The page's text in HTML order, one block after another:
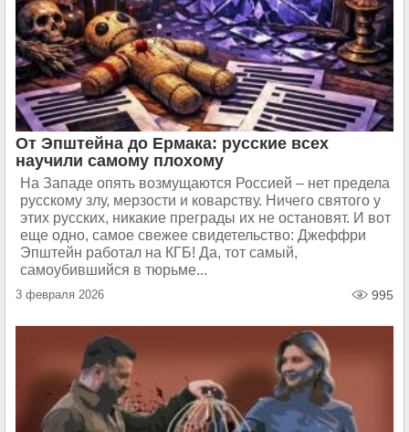
От Эпштейна до Ермака: русские всех
научили самому плохому
На Западе опять возмущаются Россией – нет предела
русскому злу, мерзости и коварству. Ничего святого у
этих русских, никакие преграды их не остановят. И вот
еще одно, самое свежее свидетельство: Джеффри
Эпштейн работал на КГБ! Да, тот самый,
самоубившийся в тюрьме...
3 февраля 2026 995